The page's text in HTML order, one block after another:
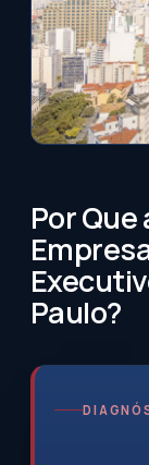
Por Que
Paulo?